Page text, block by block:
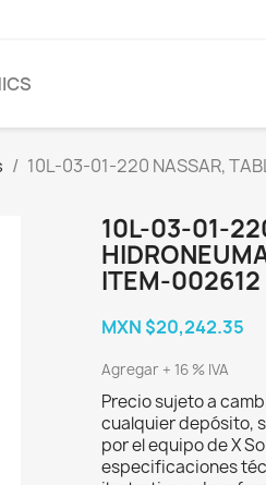
10L-03-01-220 NASSAR,
10L-03-01-
ITEM-002612
MXN $20,242.35
Agregar + 16 % IVA
Precio sujeto a
cualquier depósito,
por el equipo de X
especificaciones